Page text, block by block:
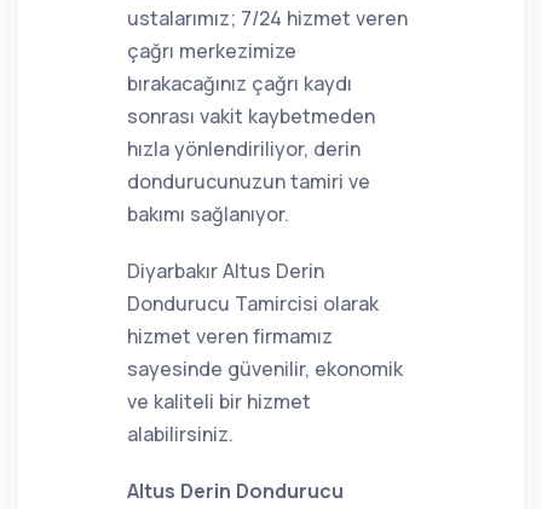
ustalarımız; 7/24 hizmet veren
çağrı merkezimize
bırakacağınız çağrı kaydı
sonrası vakit kaybetmeden
hızla yönlendiriliyor, derin
dondurucunuzun tamiri ve
bakımı sağlanıyor.
Diyarbakır Altus Derin
Dondurucu Tamircisi olarak
hizmet veren firmamız
sayesinde güvenilir, ekonomik
ve kaliteli bir hizmet
alabilirsiniz.
Altus Derin Dondurucu